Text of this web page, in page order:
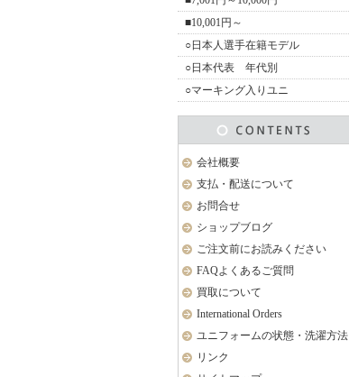
■10,001円～
○日本人選手在籍モデル
○日本代表 年代別
○マーキング入りユニ
会社概要
支払・配送について
お問合せ
ショップブログ
ご注文前にお読みください
FAQよくあるご質問
買取について
International Orders
ユニフォームの状態・洗濯方法
リンク